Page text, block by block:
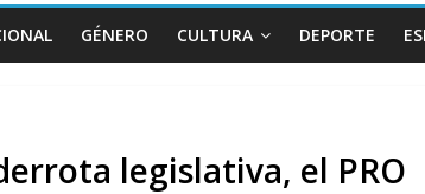
GÉNERO CULTURA DEPORTE
legislativa, el PRO